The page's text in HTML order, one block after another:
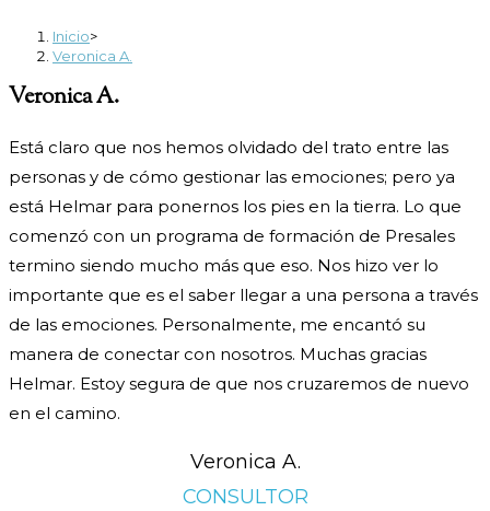
Inicio>
Veronica A.
Veronica A.
Está claro que nos hemos olvidado del trato entre las
personas y de cómo gestionar las emociones; pero ya
está Helmar para ponernos los pies en la tierra. Lo que
comenzó con un programa de formación de Presales
termino siendo mucho más que eso. Nos hizo ver lo
importante que es el saber llegar a una persona a través
de las emociones. Personalmente, me encantó su
manera de conectar con nosotros. Muchas gracias
Helmar. Estoy segura de que nos cruzaremos de nuevo
en el camino.
Veronica A.
CONSULTOR